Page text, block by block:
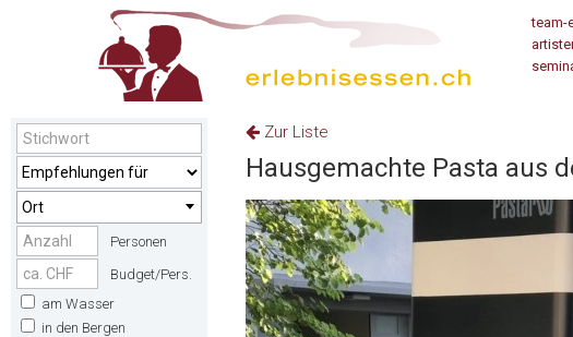
team-
Ort
Personen
Budget/Pers.
am Wasser
in den Bergen
Zur Liste
Hausgemachte Pasta aus